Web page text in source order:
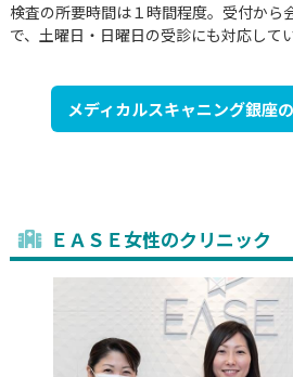
検査の所要時間は１時間程度。受付から
で、土曜日・日曜日の受診にも対応してい
メディカルスキャニング銀座
ＥＡＳＥ女性のクリニック